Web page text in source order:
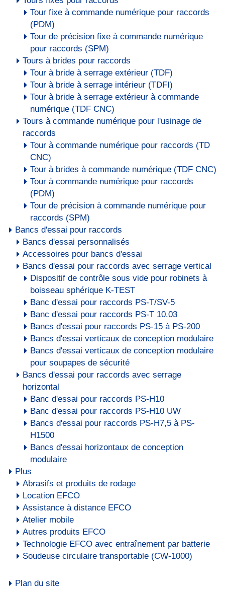
Tour fixe à commande numérique pour raccords
(PDM)
Tour de précision fixe à commande numérique
pour raccords (SPM)
Tours à brides pour raccords
Tour à bride à serrage extérieur (TDF)
Tour à bride à serrage intérieur (TDFI)
Tour à bride à serrage extérieur à commande
numérique (TDF CNC)
Tours à commande numérique pour l'usinage de
raccords
Tour à commande numérique pour raccords (TD
CNC)
Tour à brides à commande numérique (TDF CNC)
Tour à commande numérique pour raccords
(PDM)
Tour de précision à commande numérique pour
raccords (SPM)
Bancs d'essai pour raccords
Bancs d'essai personnalisés
Accessoires pour bancs d'essai
Bancs d'essai pour raccords avec serrage vertical
Dispositif de contrôle sous vide pour robinets à
boisseau sphérique K-TEST
Banc d'essai pour raccords PS-T/SV-5
Banc d'essai pour raccords PS-T 10.03
Bancs d'essai pour raccords PS-15 à PS-200
Bancs d'essai verticaux de conception modulaire
Bancs d'essai verticaux de conception modulaire
pour soupapes de sécurité
Bancs d'essai pour raccords avec serrage
horizontal
Banc d'essai pour raccords PS-H10
Banc d'essai pour raccords PS-H10 UW
Bancs d'essai pour raccords PS-H7,5 à PS-
H1500
Bancs d'essai horizontaux de conception
modulaire
Plus
Abrasifs et produits de rodage
Location EFCO
Assistance à distance EFCO
Atelier mobile
Autres produits EFCO
Technologie EFCO avec entraînement par batterie
Soudeuse circulaire transportable (CW-1000)
Plan du site